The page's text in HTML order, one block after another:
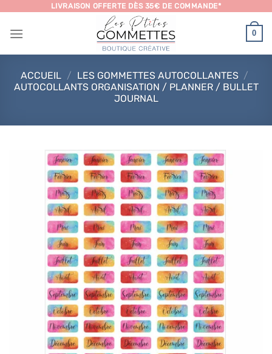
contenu
LIVRAISON OFFERTE DÈS 35€ DE COMMANDE*
0
ACCUEIL / LES GOMMETTES AUTOCOLLANTES /
AUTOCOLLANTS ORGANISATION / PLANNER / BULLET
JOURNAL